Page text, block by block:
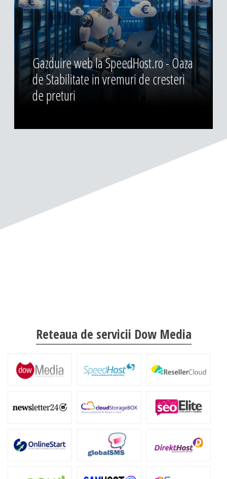
Gazduire web la SpeedHost.ro - Oaza
de Stabilitate in vremuri de cresteri
de preturi
Reteaua de servicii Dow Media